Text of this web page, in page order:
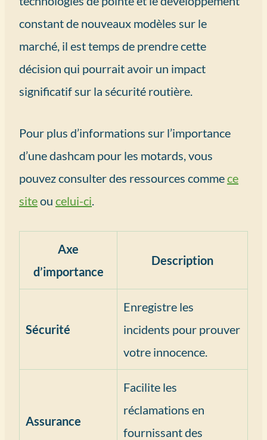
constant de nouveaux modèles sur le
marché, il est temps de prendre cette
décision qui pourrait avoir un impact
significatif sur la sécurité routière.
Pour plus d’informations sur l’importance
d’une dashcam pour les motards, vous
pouvez consulter des ressources commece
siteou celui-ci
Axe
d’importance
Description
Sécurité
Enregistre les
incidents pour prouver
votre innocence.
Assurance
Facilite les
réclamations en
fournissant des